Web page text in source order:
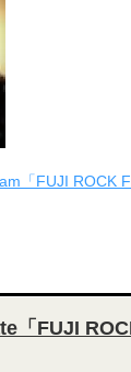
「FUJI ROCK
「FUJI